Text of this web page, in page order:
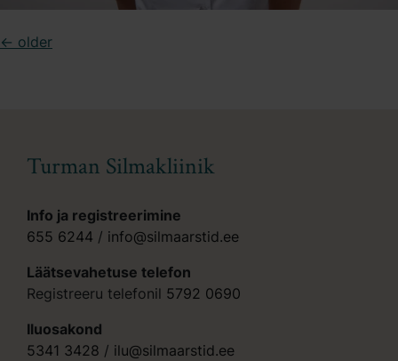
Posts
← older
Turman Silmakliinik
Info ja registreerimine
655 6244 / info@silmaarstid.ee
Läätsevahetuse telefon
Registreeru telefonil 5792 0690
Iluosakond
5341 3428 / ilu@silmaarstid.ee